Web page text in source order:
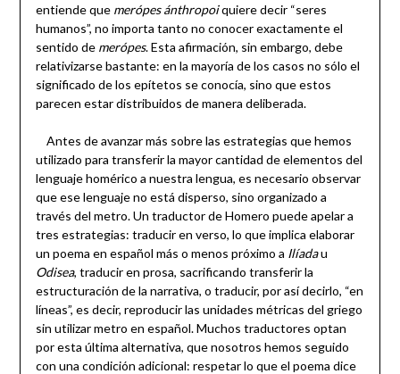
entiende que merópes ánthropoiquiere decir “seres
humanos”, no importa tanto no conocer exactamente el
sentido de merópes. Esta afirmación, sin embargo, debe
relativizarse bastante: en la mayoría de los casos no sólo el
significado de los epítetos se conocía, sino que estos
parecen estar distribuidos de manera deliberada.
Antes de avanzar más sobre las estrategias que hemos
utilizado para transferir la mayor cantidad de elementos del
lenguaje homérico a nuestra lengua, es necesario observar
que ese lenguaje no está disperso, sino organizado a
través del metro. Un traductor de Homero puede apelar a
tres estrategias: traducir en verso, lo que implica elaborar
un poema en español más o menos próximo a Ilíadau
Odisea, traducir en prosa, sacrificando transferir la
estructuración de la narrativa, o traducir, por así decirlo, “en
líneas”, es decir, reproducir las unidades métricas del griego
sin utilizar metro en español. Muchos traductores optan
por esta última alternativa, que nosotros hemos seguido
con una condición adicional: respetar lo que el poema dice